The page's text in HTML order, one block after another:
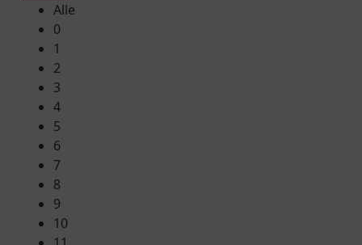
Alle
0
1
2
3
4
5
6
7
8
9
10